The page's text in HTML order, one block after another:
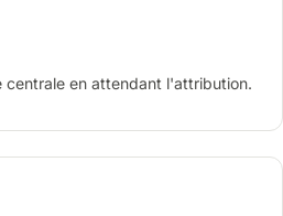
en attendant l'attribution.